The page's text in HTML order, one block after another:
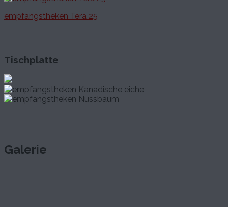
empfangstheken Tera 25
Tischplatte
Galerie